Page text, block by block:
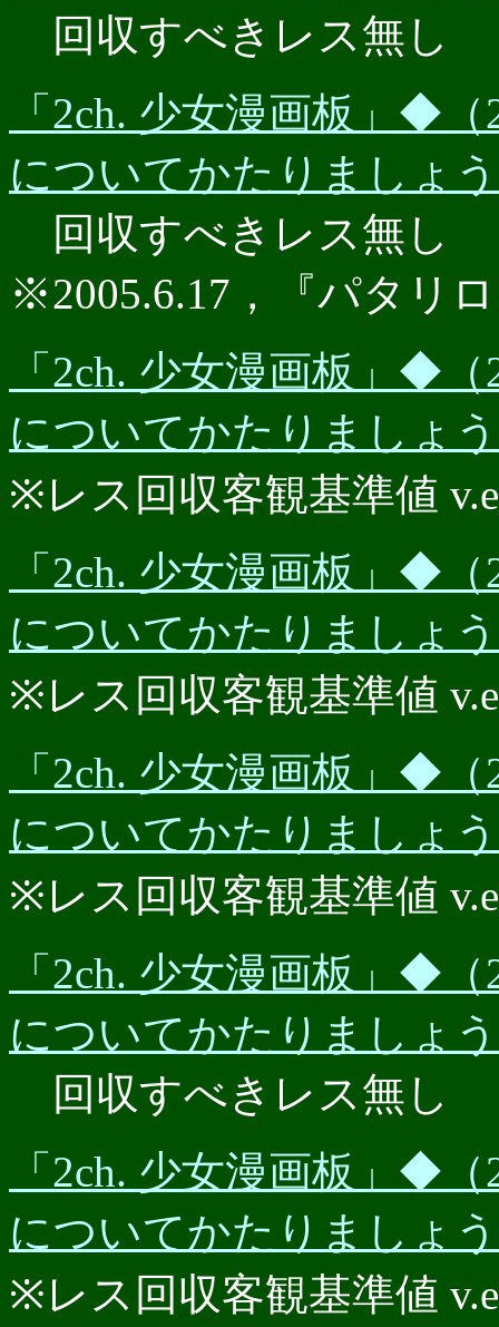
回収すべきレス無し
「2ch. 少女漫画板」◆
についてかたりましょ
回収すべきレス無し
※2005.6.17，『パタリ
「2ch. 少女漫画板」◆
についてかたりましょ
※レス回収客観基準値
「2ch. 少女漫画板」◆
についてかたりましょ
※レス回収客観基準値
「2ch. 少女漫画板」◆
についてかたりましょ
※レス回収客観基準値
「2ch. 少女漫画板」◆
についてかたりましょ
回収すべきレス無し
「2ch. 少女漫画板」◆
についてかたりましょ
※レス回収客観基準値